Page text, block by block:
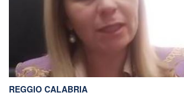
REGGIO CALABRIA